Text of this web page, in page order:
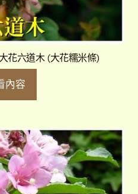
花六道木 (大花糯米條)
內容